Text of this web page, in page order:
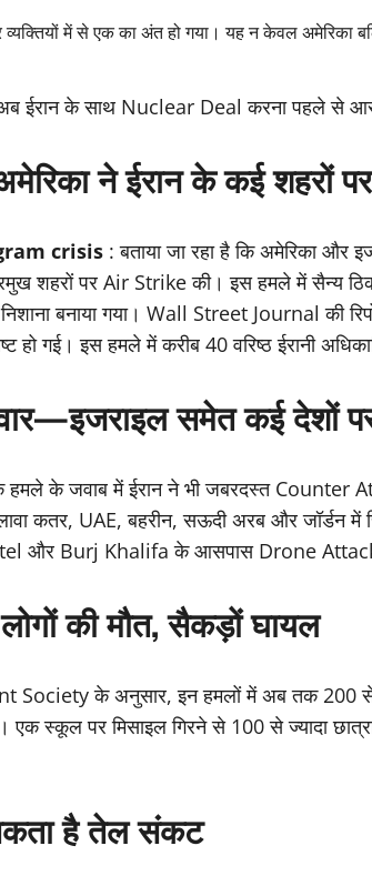
में से एक का अंत हो गया। यह न केवल अमेरिका
अब ईरान के साथ Nuclear Deal करना पहले से
ने ईरान के कई शहरों
crisis : बताया जा रहा है कि अमेरिका और
शहरों पर Air Strike की। इस हमले में सैन्य
बनाया गया। Wall Street Journal की
हो गई। इस हमले में करीब 40 वरिष्ठ ईरानी
समेत कई देशों
के जवाब में ईरान ने भी जबरदस्त Counter
कतर, UAE, बहरीन, सऊदी अरब और जॉर्डन में
और Burj Khalifa के आसपास Drone
की मौत, सैकड़ों घायल
Society के अनुसार, इन हमलों में अब तक 200 से
एक स्कूल पर मिसाइल गिरने से 100 से ज्यादा
है तेल संकट